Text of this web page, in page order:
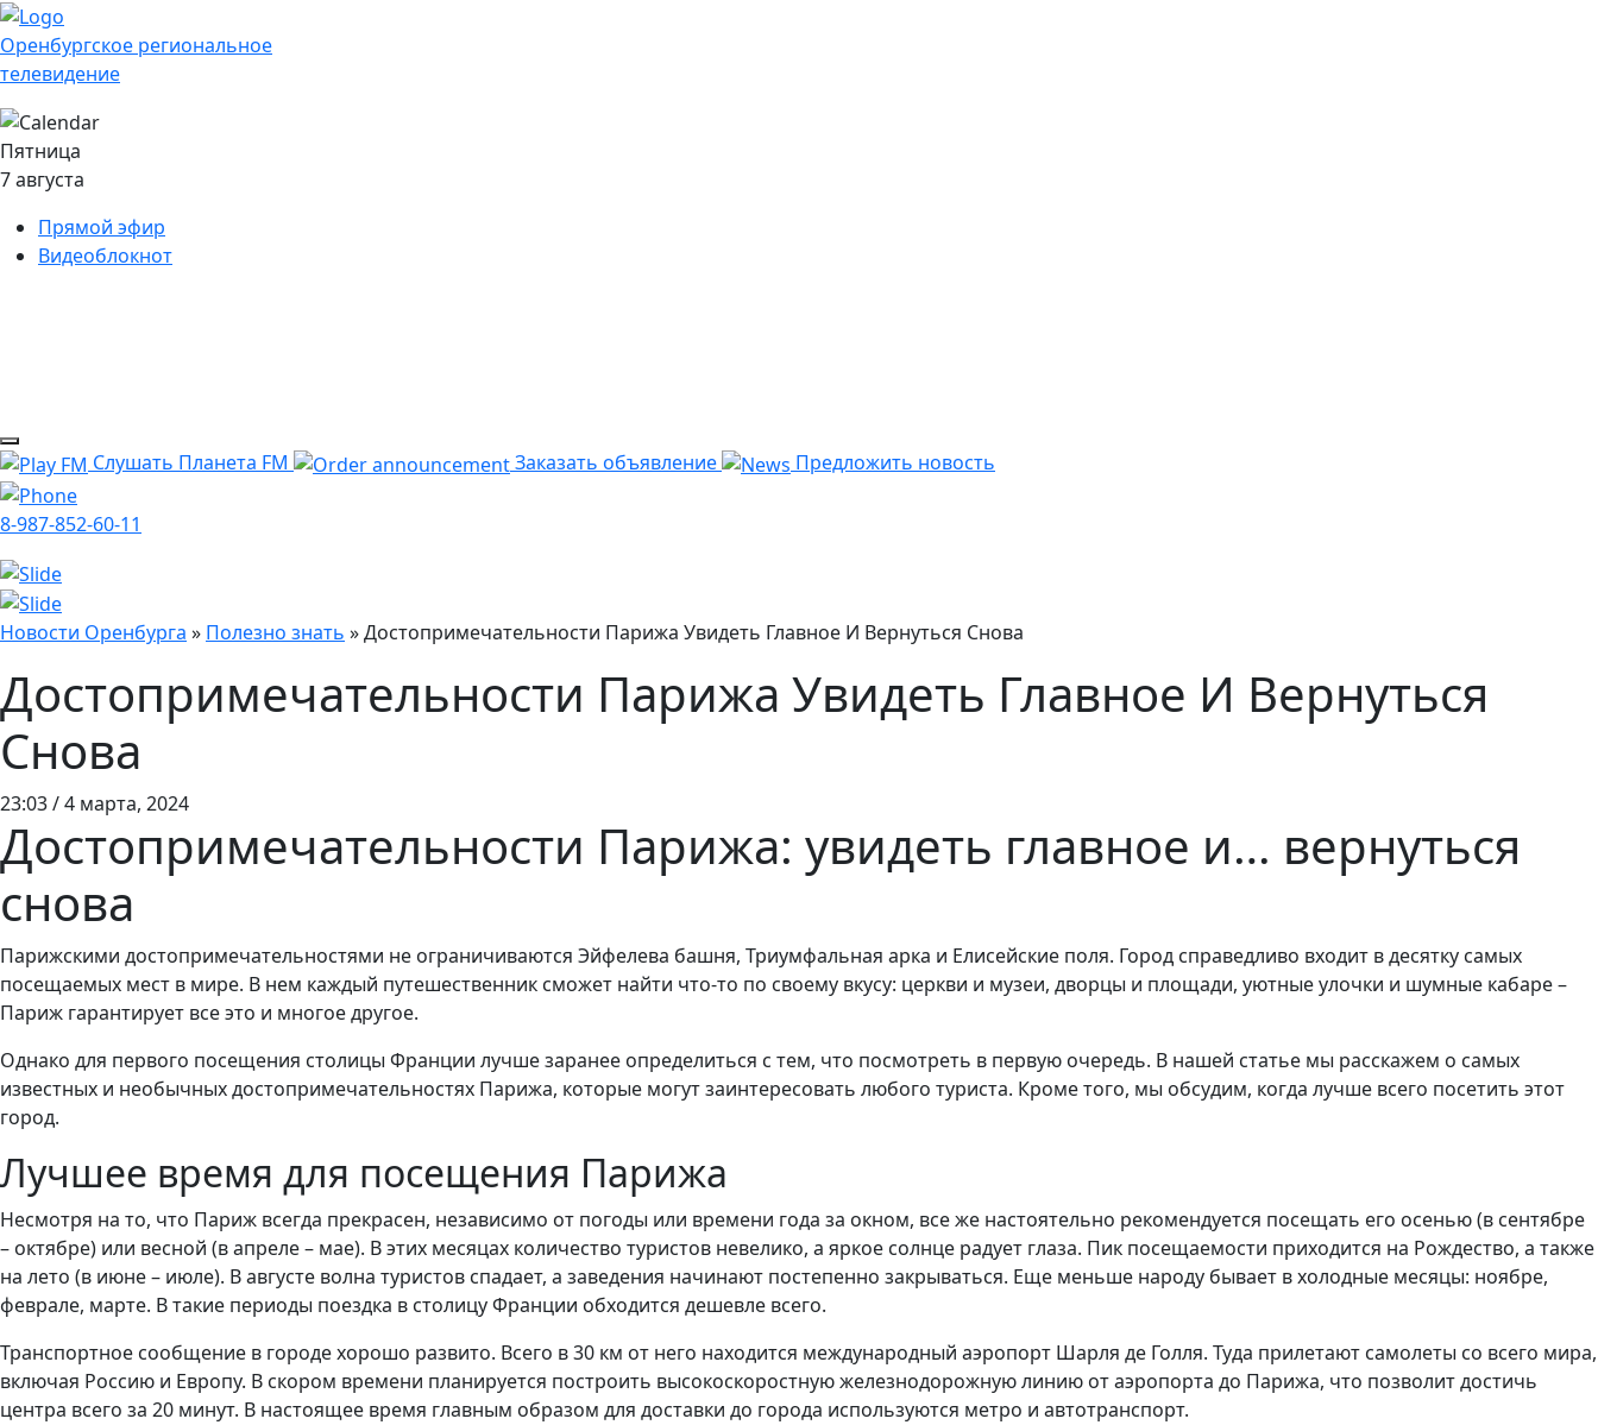
Оренбургское региональное
телевидение
Пятница
7 августа
Прямой эфир
Видеоблокнот
Слушать Планета FM Заказать объявление Предложить новость
8-987-852-60-11
Новости Оренбурга » Полезно знать »Достопримечательности Парижа Увидеть Главное И Вернуться Снова
Достопримечательности Парижа Увидеть Главное И Вернуться
Снова
23:03 / 4 марта, 2024
Достопримечательности Парижа: увидеть главное и… вернуться
снова
Парижскими достопримечательностями не ограничиваются Эйфелева башня, Триумфальная арка и Елисейские поля. Город справедливо входит в десятку самых
посещаемых мест в мире. В нем каждый путешественник сможет найти что-то по своему вкусу: церкви и музеи, дворцы и площади, уютные улочки и шумные кабаре –
Париж гарантирует все это и многое другое.
Однако для первого посещения столицы Франции лучше заранее определиться с тем, что посмотреть в первую очередь. В нашей статье мы расскажем о самых
известных и необычных достопримечательностях Парижа, которые могут заинтересовать любого туриста. Кроме того, мы обсудим, когда лучше всего посетить этот
город.
Лучшее время для посещения Парижа
Несмотря на то, что Париж всегда прекрасен, независимо от погоды или времени года за окном, все же настоятельно рекомендуется посещать его осенью (в сентябре
– октябре) или весной (в апреле – мае). В этих месяцах количество туристов невелико, а яркое солнце радует глаза. Пик посещаемости приходится на Рождество, а также
на лето (в июне – июле). В августе волна туристов спадает, а заведения начинают постепенно закрываться. Еще меньше народу бывает в холодные месяцы: ноябре,
феврале, марте. В такие периоды поездка в столицу Франции обходится дешевле всего.
Транспортное сообщение в городе хорошо развито. Всего в 30 км от него находится международный аэропорт Шарля де Голля. Туда прилетают самолеты со всего мира,
включая Россию и Европу. В скором времени планируется построить высокоскоростную железнодорожную линию от аэропорта до Парижа, что позволит достичь
центра всего за 20 минут. В настоящее время главным образом для доставки до города используются метро и автотранспорт.